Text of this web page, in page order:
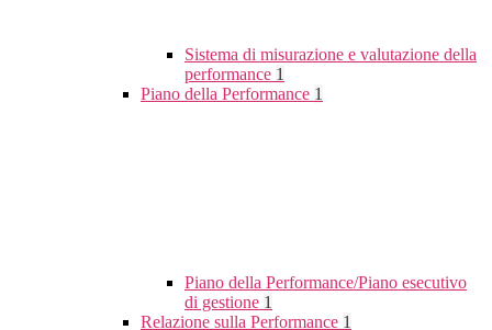
Sistema di misurazione e valutazione della
performance 1
Piano della Performance 1
Piano della Performance/Piano esecutivo
di gestione 1
Relazione sulla Performance 1